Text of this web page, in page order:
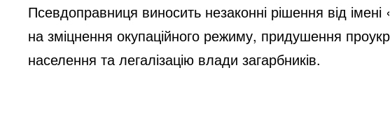
Псевдоправниця виносить незаконні рішення від імені
на зміцнення окупаційного режиму, придушення
населення та легалізацію влади загарбників.